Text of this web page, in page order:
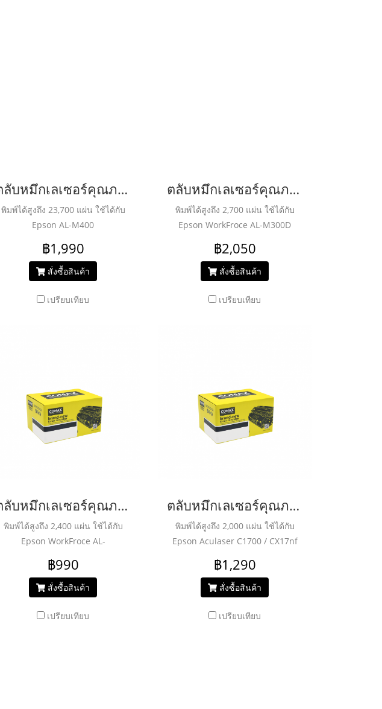
ตลับหมึกเลเซอร์คุณภาพสูงสำหรับ EPSON รุ่น M400 Black
พิมพ์ได้สูงถึง 23,700 แผ่น ใช้ได้กับ
Epson AL-M400
฿1,990
สั่งซื้อสินค้า
เปรียบเทียบ
ตลับหมึกเลเซอร์คุณภาพสูงสำหรับ EPSON รุ่น AL-M300DN Black
พิมพ์ได้สูงถึง 2,700 แผ่น ใช้ได้กับ
Epson WorkFroce AL-M300D
฿2,050
สั่งซื้อสินค้า
เปรียบเทียบ
ตลับหมึกเลเซอร์คุณภาพสูงสำหรับ EPSON รุ่น AL-M200DN Black
พิมพ์ได้สูงถึง 2,400 แผ่น ใช้ได้กับ
Epson WorkFroce AL-
M200dn/M200dw/MX200dnf/MX200dnf
฿990
สั่งซื้อสินค้า
เปรียบเทียบ
ตลับหมึกเลเซอร์คุณภาพสูงสำหรับ EPSON รุ่น C1700Y (SO50611)
พิมพ์ได้สูงถึง 2,000 แผ่น ใช้ได้กับ
Epson Aculaser C1700 / CX17nf
฿1,290
สั่งซื้อสินค้า
เปรียบเทียบ